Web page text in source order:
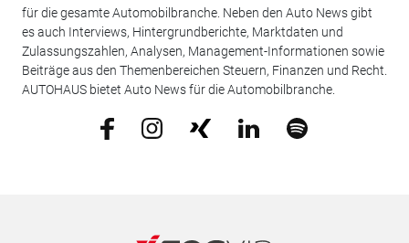
für die gesamte Automobilbranche. Neben den Auto News gibt
es auch Interviews, Hintergrundberichte, Marktdaten und
Zulassungszahlen, Analysen, Management-Informationen sowie
Beiträge aus den Themenbereichen Steuern, Finanzen und Recht.
AUTOHAUS bietet Auto News für die Automobilbranche.